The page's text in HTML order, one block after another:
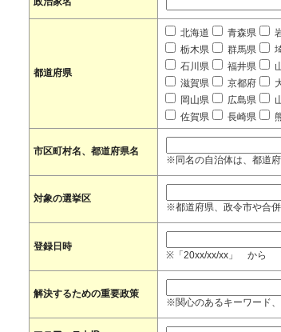
都道府県
北海道 青森県
栃木県
群馬県
石川県
福井県
滋賀県
京都府
岡山県
広島県
佐賀県
長崎県
市区町村名、都道府県名
※同名の自治体は、都道
対象の選挙区
※都道府県、政令市や合
登録日時
※「20xx/xx/xx」 から 「
解決するための重要政策
※関心のあるキーワード、